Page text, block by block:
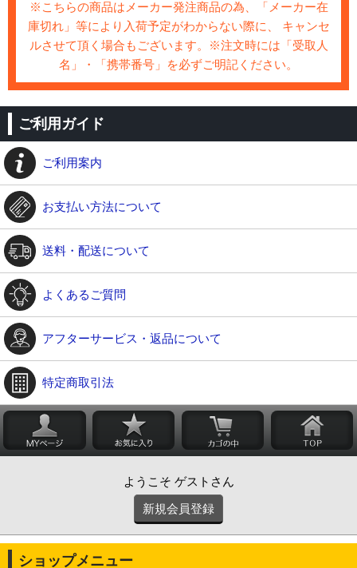
※こちらの商品はメーカー発注商品の為、「メーカー在
庫切れ」等により入荷予定がわからない際に、 キャンセ
ルさせて頂く場合もございます。※注文時には「受取人
名」・「携帯番号」を必ずご明記ください。
ご利用ガイド
ご利用案内
お支払い方法について
送料・配送について
よくあるご質問
アフターサービス・返品について
特定商取引法
ようこそ ゲストさん
新規会員登録
ショップメニュー